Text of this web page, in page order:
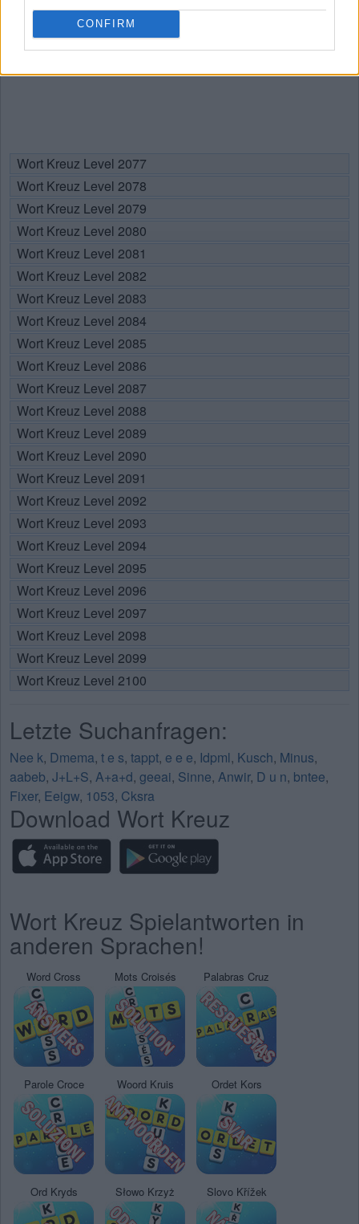
CONFIRM
Wort Kreuz Level 2077
Wort Kreuz Level 2078
Wort Kreuz Level 2079
Wort Kreuz Level 2080
Wort Kreuz Level 2081
Wort Kreuz Level 2082
Wort Kreuz Level 2083
Wort Kreuz Level 2084
Wort Kreuz Level 2085
Wort Kreuz Level 2086
Wort Kreuz Level 2087
Wort Kreuz Level 2088
Wort Kreuz Level 2089
Wort Kreuz Level 2090
Wort Kreuz Level 2091
Wort Kreuz Level 2092
Wort Kreuz Level 2093
Wort Kreuz Level 2094
Wort Kreuz Level 2095
Wort Kreuz Level 2096
Wort Kreuz Level 2097
Wort Kreuz Level 2098
Wort Kreuz Level 2099
Wort Kreuz Level 2100
Letzte Suchanfragen:
Nee k, Dmema, t e s, tappt, e e e, Idpml, Kusch, Minus,
aabeb, J+L+S, A+a+d, geeai, Sinne, Anwir, D u n, bntee,
Fixer, Eeigw, 1053, Cksra
Download Wort Kreuz
Wort Kreuz Spielantworten in
anderen Sprachen!
Word Cross Mots Croisés Palabras Cruz
Parole Croce Woord Kruis Ordet Kors
Ord Kryds Słowo Krzyż Slovo Křížek